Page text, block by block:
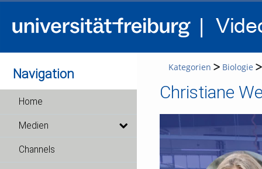
Navigation
Home
Medien
Channels
Kategorien Biologie
Christiane